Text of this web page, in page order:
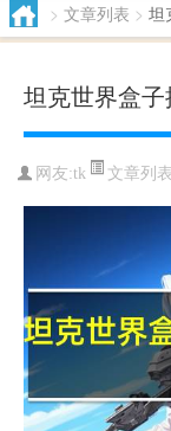
> 文章列表 > 坦
坦克世界盒
网友:tk 文章列表